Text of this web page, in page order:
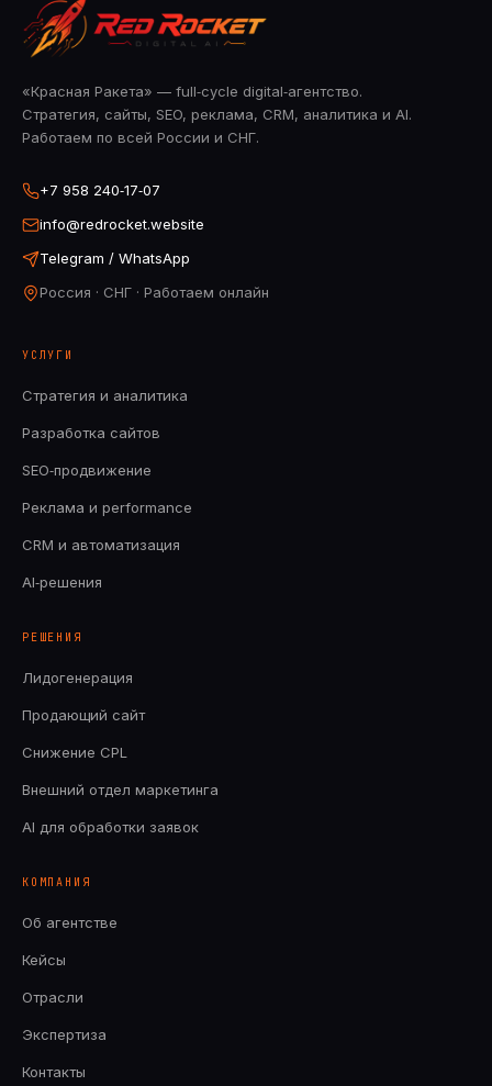
«Красная Ракета» — full‑cycle digital‑агентство.
Стратегия, сайты, SEO, реклама, CRM, аналитика и AI.
Работаем по всей России и СНГ.
+7 958 240‑17‑07
info@redrocket.website
Telegram / WhatsApp
Россия · СНГ · Работаем онлайн
УСЛУГИ
Стратегия и аналитика
Разработка сайтов
SEO‑продвижение
Реклама и performance
CRM и автоматизация
AI‑решения
РЕШЕНИЯ
Лидогенерация
Продающий сайт
Снижение CPL
Внешний отдел маркетинга
AI для обработки заявок
КОМПАНИЯ
Об агентстве
Кейсы
Отрасли
Экспертиза
Контакты